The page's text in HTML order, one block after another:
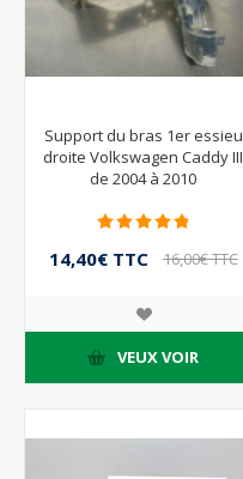
Support du bras 1er essieu
droite Volkswagen Caddy III
de 2004 à 2010
14,40€ TTC 16,00€ TTC
VEUX VOIR